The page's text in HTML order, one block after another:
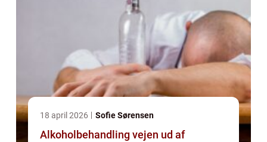
18 april 2026 Sofie Sørensen
Alkoholbehandling vejen ud af